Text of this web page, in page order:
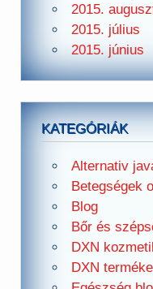
2015.
2015. július
2015. június
KATEGÓRIÁK
Alternativ
Betegségek
Blog
Bőr és
DXN
DXN